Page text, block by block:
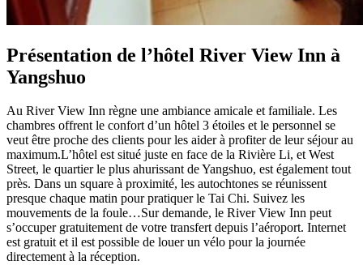
Présentation de l’hôtel River View Inn à
Yangshuo
Au River View Inn règne une ambiance amicale et familiale. Les
chambres offrent le confort d’un hôtel 3 étoiles et le personnel se
veut être proche des clients pour les aider à profiter de leur séjour au
maximum.L’hôtel est situé juste en face de la Rivière Li, et West
Street, le quartier le plus ahurissant de Yangshuo, est également tout
près. Dans un square à proximité, les autochtones se réunissent
presque chaque matin pour pratiquer le Tai Chi. Suivez les
mouvements de la foule…Sur demande, le River View Inn peut
s’occuper gratuitement de votre transfert depuis l’aéroport. Internet
est gratuit et il est possible de louer un vélo pour la journée
directement à la réception.